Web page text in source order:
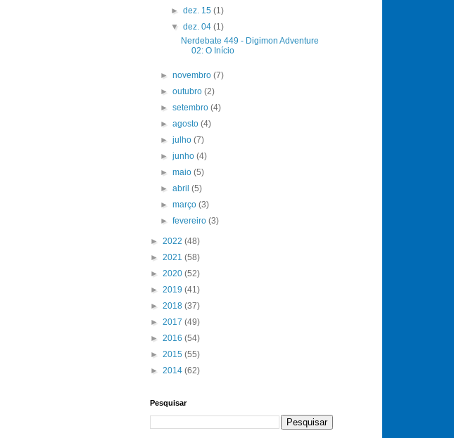
► dez. 15 (1)
▼ dez. 04 (1)
Nerdebate 449 - Digimon Adventure
02: O Início
►novembro(7)
►outubro(2)
►setembro(4)
►agosto(4)
►julho(7)
►junho(4)
►maio(5)
►abril(5)
►março(3)
►fevereiro(3)
► 2022 (48)
► 2021 (58)
► 2020 (52)
► 2019 (41)
► 2018 (37)
► 2017 (49)
► 2016 (54)
► 2015 (55)
► 2014 (62)
Pesquisar